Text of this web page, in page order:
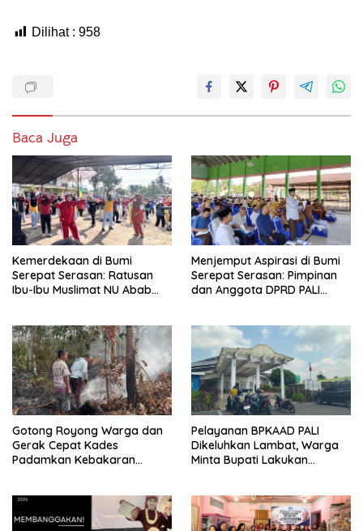
Dilihat : 958
Baca Juga
Kemerdekaan di Bumi
Serepat Serasan: Ratusan
Ibu-Ibu Muslimat NU Abab
Indonesia
Menjemput Aspirasi di Bumi
Serepat Serasan: Pimpinan
dan Anggota DPRD PALI
Melalui Reses Ke-2 Tahun
2026
Gotong Royong Warga dan
Gerak Cepat Kades
Padamkan Kebakaran
Pelayanan BPKAAD PALI
Dikeluhkan Lambat, Warga
Minta Bupati Lakukan